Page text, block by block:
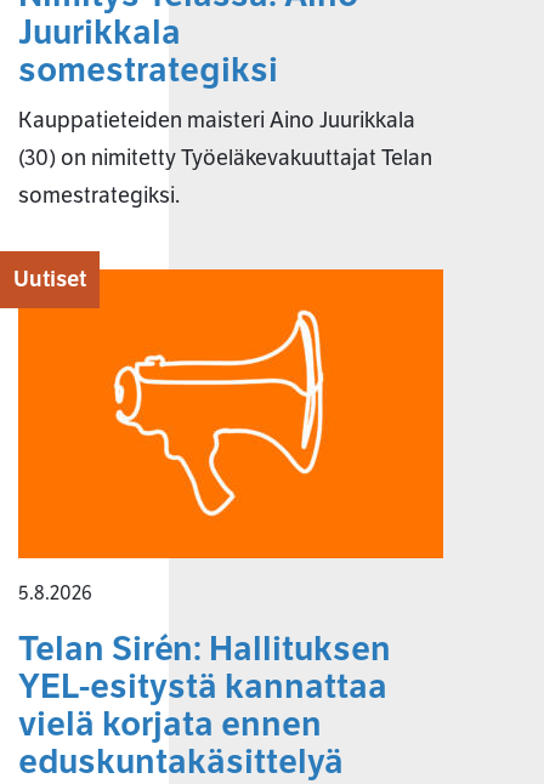
Juurikkala
somestrategiksi
Kauppatieteiden maisteri Aino Juurikkala
(30) on nimitetty Työeläkevakuuttajat Telan
somestrategiksi.
Uutiset
5.8.2026
Telan Sirén: Hallituksen
YEL-esitystä kannattaa
vielä korjata ennen
eduskuntakäsittelyä